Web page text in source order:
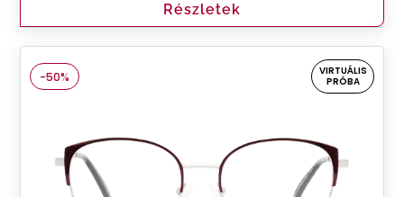
Részletek
-50%
VIRTUÁLIS
PRÓBA